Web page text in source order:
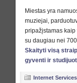
Miestas yra
muziejai,
pripažįstamas
su daugiau nei
Skaityti visą
gyventi ir
Internet Services